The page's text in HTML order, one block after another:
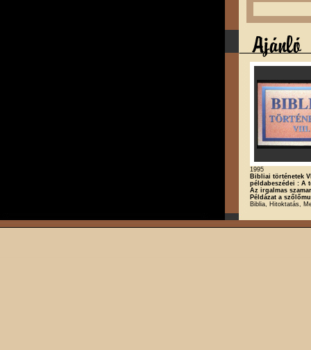
1995
Bibliai történetek
példabeszédei : A
Az irgalmas
Példázat a
Biblia, Hitoktatás,